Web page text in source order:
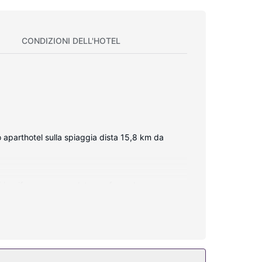
CONDIZIONI DELL'HOTEL
sulla spiaggia dista 15,8 km da
svago, mentre il Wi-Fi gratuito ti permette di